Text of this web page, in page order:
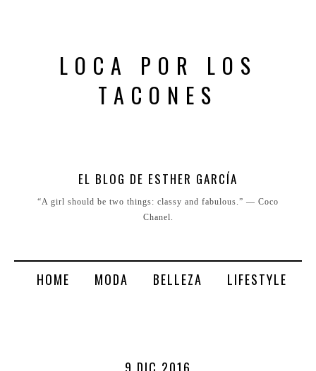
LOCA POR LOS
TACONES
EL BLOG DE ESTHER GARCÍA
“A girl should be two things: classy and fabulous.” ― Coco
Chanel.
HOME MODA BELLEZA LIFESTYLE